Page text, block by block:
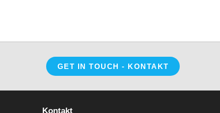
GET IN TOUCH - KONTAKT
Opens
in
new
Kontakt